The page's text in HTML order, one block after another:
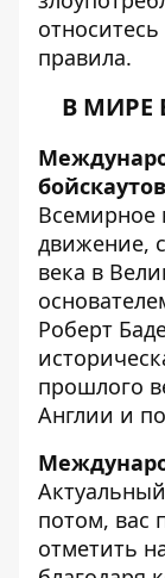
правила.
В МИРЕ
Всемирное
движение,
века в
Роберт
прошлого
Англии и
потом, вас
отметить